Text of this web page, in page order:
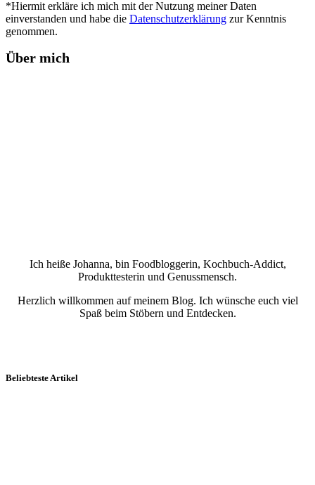
*Hiermit erkläre ich mich mit der Nutzung meiner Daten
einverstanden und habe die Datenschutzerklärung zur Kenntnis
genommen.
Über mich
Ich heiße Johanna, bin Foodbloggerin, Kochbuch-Addict,
Produkttesterin und Genussmensch.
Herzlich willkommen auf meinem Blog. Ich wünsche euch viel
Spaß beim Stöbern und Entdecken.
Beliebteste Artikel